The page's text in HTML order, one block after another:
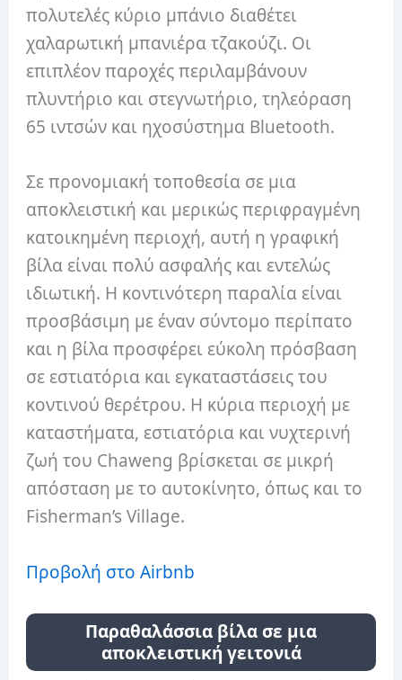
πολυτελές κύριο μπάνιο διαθέτει
χαλαρωτική μπανιέρα τζακούζι. Οι
επιπλέον παροχές περιλαμβάνουν
πλυντήριο και στεγνωτήριο, τηλεόραση
65 ιντσών και ηχοσύστημα Bluetooth.
Σε προνομιακή τοποθεσία σε μια
αποκλειστική και μερικώς περιφραγμένη
κατοικημένη περιοχή, αυτή η γραφική
βίλα είναι πολύ ασφαλής και εντελώς
ιδιωτική. Η κοντινότερη παραλία είναι
προσβάσιμη με έναν σύντομο περίπατο
και η βίλα προσφέρει εύκολη πρόσβαση
σε εστιατόρια και εγκαταστάσεις του
κοντινού θερέτρου. Η κύρια περιοχή με
καταστήματα, εστιατόρια και νυχτερινή
ζωή του Chaweng βρίσκεται σε μικρή
απόσταση με το αυτοκίνητο, όπως και το
Fisherman’s Village.
Προβολή στο Airbnb
Παραθαλάσσια βίλα σε μια
αποκλειστική γειτονιά